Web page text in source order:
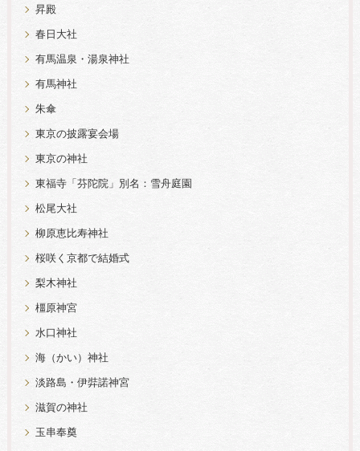
昇殿
春日大社
有馬温泉・湯泉神社
有馬神社
朱傘
東京の披露宴会場
東京の神社
東福寺「芬陀院」別名：雪舟庭園
松尾大社
柳原恵比寿神社
桜咲く京都で結婚式
梨木神社
橿原神宮
水口神社
海（かい）神社
淡路島・伊弉諾神宮
滋賀の神社
玉串奉奠